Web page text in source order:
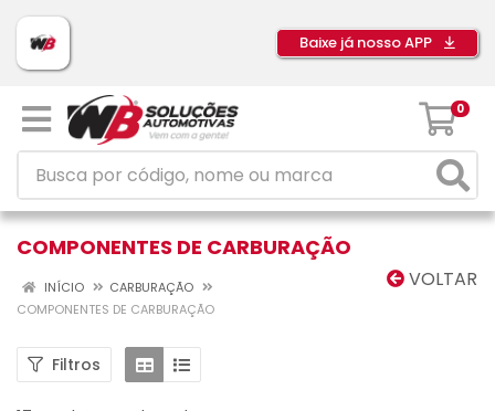
Baixe já nosso APP
0
COMPONENTES DE CARBURAÇÃO
VOLTAR
INÍCIO
CARBURAÇÃO
COMPONENTES DE CARBURAÇÃO
Filtros